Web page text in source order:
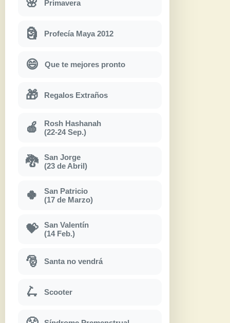
Primavera
🗿 Profecía Maya 2012
😄 Que te mejores pronto
🎁 Regalos Extraños
🍎
Rosh Hashanah
(22-24 Sep.)
🐉
San Jorge
(23 de Abril)
🍀
San Patricio
(17 de Marzo)
💝
San Valentín
(14 Feb.)
🎅 Santa no vendrá
🛴 Scooter